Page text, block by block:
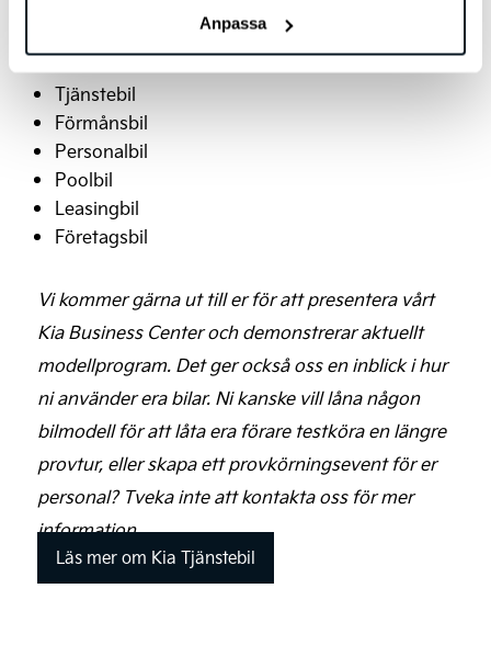
Anpassa
Tjänstebil
Förmånsbil
Personalbil
Poolbil
Leasingbil
Företagsbil
Vi kommer gärna ut till er för att presentera vårt
Kia Business Center och demonstrerar aktuellt
modellprogram. Det ger också oss en inblick i hur
ni använder era bilar. Ni kanske vill låna någon
bilmodell för att låta era förare testköra en längre
provtur, eller skapa ett provkörningsevent för er
personal? Tveka inte att kontakta oss för mer
information.
Läs mer om Kia Tjänstebil